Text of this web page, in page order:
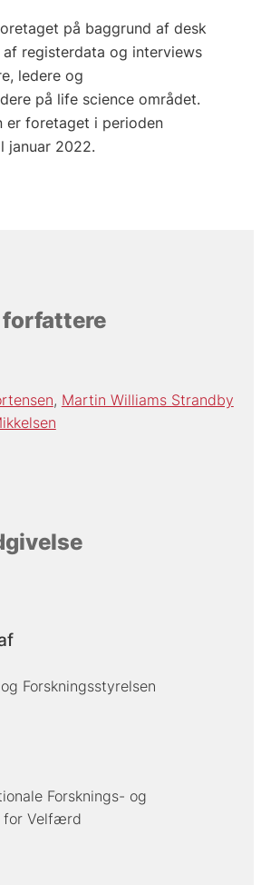
på baggrund af desk
af registerdata og interviews
ledere og
på life science området.
er foretaget i perioden
januar 2022.
forfattere
Martin Williams Strandby
Forskningsstyrelsen
Forsknings- og
for Velfærd